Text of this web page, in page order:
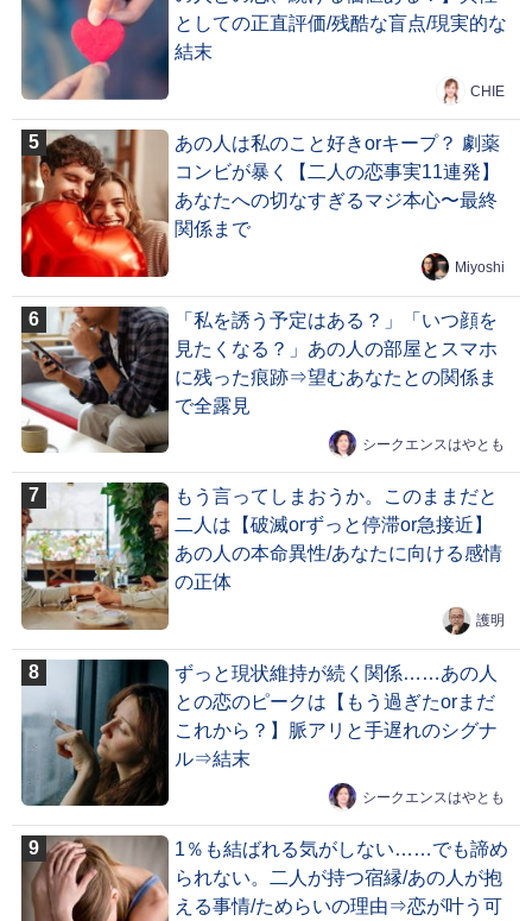
としての正直評価/残酷な盲点/現実的な
結末
CHIE
あの人は私のこと好きorキープ？ 劇薬
コンビが暴く【二人の恋事実11連発】
あなたへの切なすぎるマジ本心〜最終
関係まで
Miyoshi
「私を誘う予定はある？」「いつ顔を
見たくなる？」あの人の部屋とスマホ
に残った痕跡⇒望むあなたとの関係ま
で全露見
シークエンスはやとも
もう言ってしまおうか。このままだと
二人は【破滅orずっと停滞or急接近】
あの人の本命異性/あなたに向ける感情
の正体
護明
ずっと現状維持が続く関係……あの人
との恋のピークは【もう過ぎたorまだ
これから？】脈アリと手遅れのシグナ
ル⇒結末
シークエンスはやとも
1％も結ばれる気がしない……でも諦め
られない。二人が持つ宿縁/あの人が抱
える事情/ためらいの理由⇒恋が叶う可